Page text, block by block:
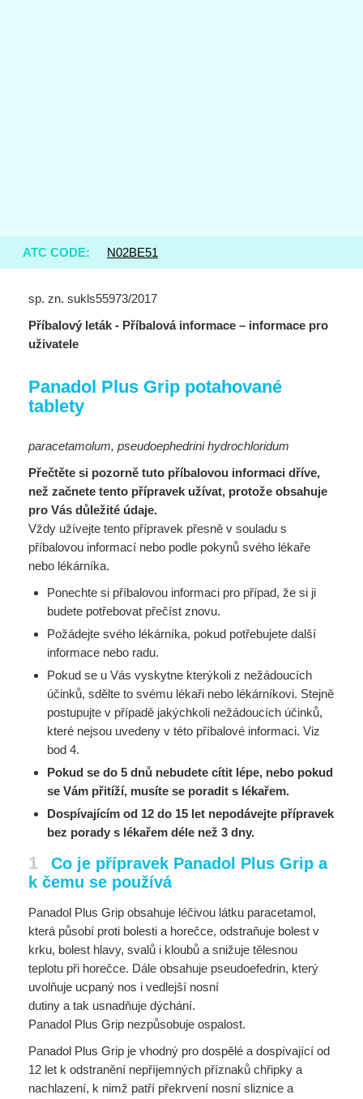
ATC CODE: N02BE51
sp. zn. sukls55973/2017
Příbalový leták - Příbalová informace – informace pro
uživatele
Panadol Plus Grip potahované
tablety
paracetamolum, pseudoephedrini hydrochloridum
Přečtěte si pozorně tuto příbalovou informaci dříve,
než začnete tento přípravek užívat, protože obsahuje
pro Vás důležité údaje.
Vždy užívejte tento přípravek přesně v souladu s
příbalovou informací nebo podle pokynů svého lékaře
nebo lékárníka.
Ponechte si příbalovou informaci pro případ, že si ji
budete potřebovat přečíst znovu.
Požádejte svého lékárníka, pokud potřebujete další
informace nebo radu.
Pokud se u Vás vyskytne kterýkoli z nežádoucích
účinků, sdělte to svému lékaři nebo lékárníkovi. Stejně
postupujte v případě jakýchkoli nežádoucích účinků,
které nejsou uvedeny v této příbalové informaci. Viz
bod 4.
Pokud se do 5 dnů nebudete cítit lépe, nebo pokud
se Vám přitíží, musíte se poradit s lékařem.
Dospívajícím od 12 do 15 let nepodávejte přípravek
bez porady s lékařem déle než 3 dny.
1
Co je přípravek Panadol Plus Grip a
k čemu se používá
Panadol Plus Grip obsahuje léčivou látku paracetamol,
která působí proti bolesti a horečce, odstraňuje bolest v
krku, bolest hlavy, svalů i kloubů a snižuje tělesnou
teplotu při horečce. Dále obsahuje pseudoefedrin, který
uvolňuje ucpaný nos i vedlejší nosní
dutiny a tak usnadňuje dýchání.
Panadol Plus Grip nezpůsobuje ospalost.
Panadol Plus Grip je vhodný pro dospělé a dospívající od
12 let k odstranění nepříjemných příznaků chřipky a
nachlazení, k nimž patří překrvení nosní sliznice a